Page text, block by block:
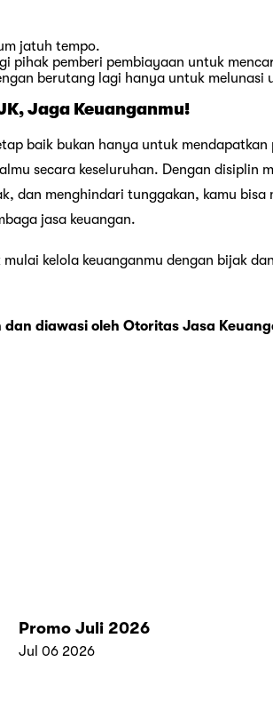
jatuh tempo.
pihak pemberi pembiayaan untuk
berutang lagi hanya untuk melunasi
Jaga Keuanganmu!
baik bukan hanya untuk
secara keseluruhan. Dengan disiplin
dan menghindari tunggakan, kamu
jasa keuangan.
kelola keuanganmu dengan bijak
dan diawasi oleh Otoritas Jasa
Promo Juli 2026
Jul 06 2026